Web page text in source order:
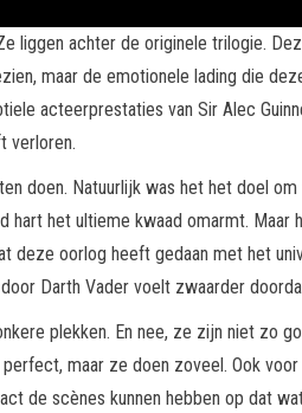
liggen achter de originele trilogie.
maar de emotionele lading die
acteerprestaties van Sir Alec
verloren.
doen. Natuurlijk was het het doel
hart het ultieme kwaad omarmt.
deze oorlog heeft gedaan met het
Darth Vader voelt zwaarder
plekken. En nee, ze zijn niet zo
maar ze doen zoveel. Ook
de scènes kunnen hebben op dat